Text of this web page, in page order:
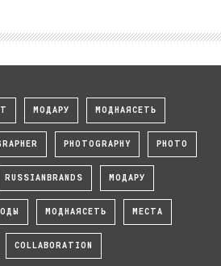
МОДАРУ МОДНАЯСЕТЬ
PHOTOGRAPHY PHOTO
RUSSIANBRANDS МОДАРУ
МОДНАЯСЕТЬ МЕСТА
COLLABORATION